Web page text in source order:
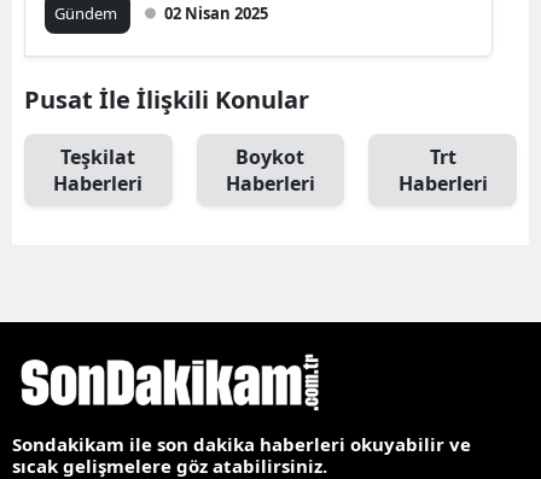
Gündem 02 Nisan 2025
Pusat İle İlişkili Konular
Teşkilat
Haberleri
Boykot
Haberleri
Trt
Haberleri
Sondakikam ile son dakika haberleri okuyabilir ve
sıcak gelişmelere göz atabilirsiniz.